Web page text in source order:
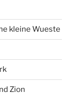
kleine Wueste
Zion